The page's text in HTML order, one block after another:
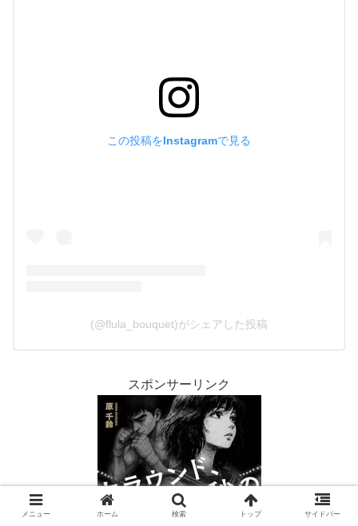
この投稿をInstagramで見る
(@flula_bouquet)がシェアした投稿
スポンサーリンク
メニュー ホーム 検索 トップ サイドバー